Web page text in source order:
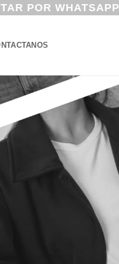
POR WHATSAPP